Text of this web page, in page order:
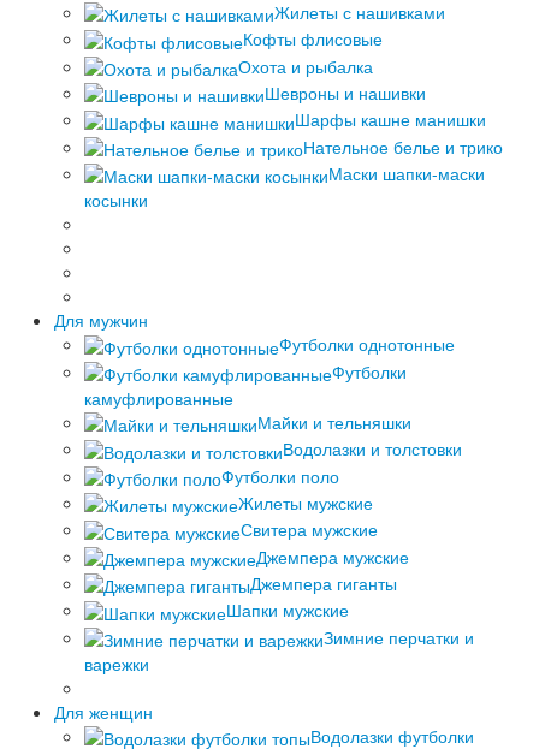
Жилеты с нашивками
Кофты флисовые
Охота и рыбалка
Шевроны и нашивки
Шарфы кашне манишки
Нательное белье и трико
Маски шапки-маски
косынки
Для мужчин
Футболки однотонные
Футболки
камуфлированные
Майки и тельняшки
Водолазки и толстовки
Футболки поло
Жилеты мужские
Свитера мужские
Джемпера мужские
Джемпера гиганты
Шапки мужские
Зимние перчатки и
варежки
Для женщин
Водолазки футболки